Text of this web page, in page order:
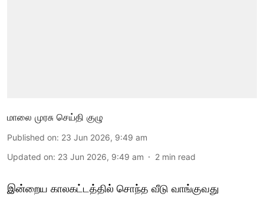
மாலை முரசு செய்தி குழு
Published on: 23 Jun 2026, 9:49 am
Updated on: 23 Jun 2026, 9:49 am 2 min read
இன்றைய காலகட்டத்தில் சொந்த வீடு வாங்குவது